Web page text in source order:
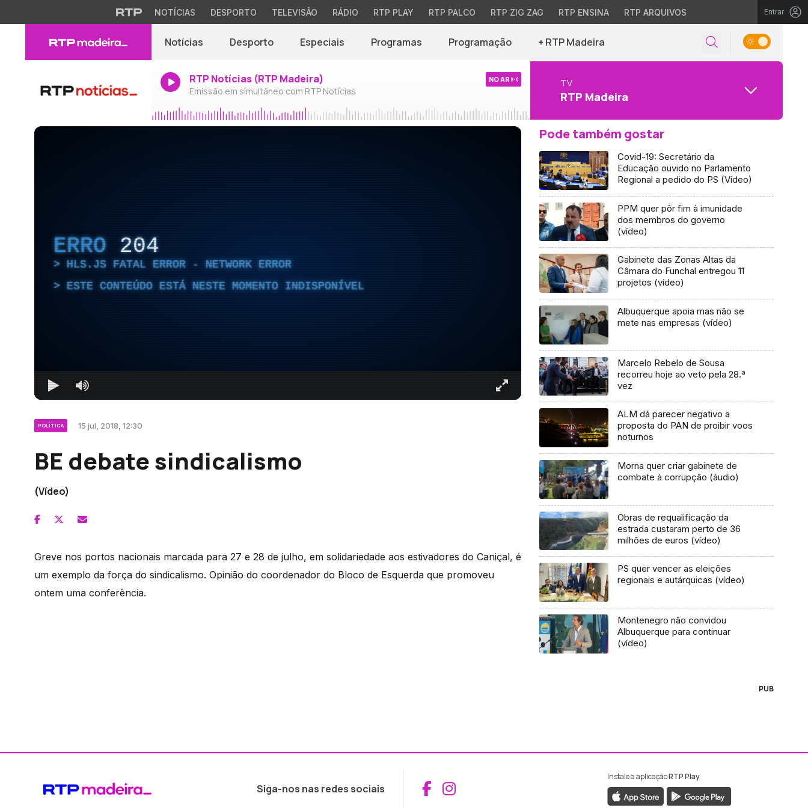
NOTÍCIAS DESPORTO TELEVISÃO RÁDIO RTP PLAY RTP PALCO RTP ZIG ZAG RTP ENSINA RTP ARQUIVOS Entrar
Notícias Desporto Especiais Programas Programação + RTP Madeira
RTP Notícias (RTP Madeira)
Emissão em simultâneo com RTP Notícias
NO AR TV
RTP Madeira
ERRO 204
HLS.JS FATAL ERROR - NETWORK ERROR
ESTE CONTEÚDO ESTÁ NESTE MOMENTO INDISPONÍVEL
POLÍTICA 15 jul, 2018, 12:30
BE debate sindicalismo
(Vídeo)
Greve nos portos nacionais marcada para 27 e 28 de julho, em solidariedade aos estivadores do Caniçal, é
um exemplo da força do sindicalismo. Opinião do coordenador do Bloco de Esquerda que promoveu
ontem uma conferência.
Pode também gostar
Covid-19: Secretário da
Educação ouvido no Parlamento
Regional a pedido do PS (Vídeo)
PPM quer pôr fim à imunidade
dos membros do governo
(vídeo)
Gabinete das Zonas Altas da
Câmara do Funchal entregou 11
projetos (vídeo)
Albuquerque apoia mas não se
mete nas empresas (vídeo)
Marcelo Rebelo de Sousa
recorreu hoje ao veto pela 28.ª
vez
ALM dá parecer negativo a
proposta do PAN de proibir voos
noturnos
Morna quer criar gabinete de
combate à corrupção (áudio)
Obras de requalificação da
estrada custaram perto de 36
milhões de euros (vídeo)
PS quer vencer as eleições
regionais e autárquicas (vídeo)
Montenegro não convidou
Albuquerque para continuar
(vídeo)
PUB
Siga-nos nas redes sociais Aceder ao Facebook da RTP Madeira
Aceder ao Instagram da RTP Madeira
Instale a aplicaçãoRTP Play